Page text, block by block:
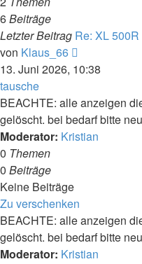
6Beiträge
Letzter Beitrag Re: XL
von Klaus_66
Beitrag
13. Juni 2026, 10:38
tausche
BEACHTE: alle anzeigen
gelöscht. bei bedarf bitte
Moderator: Kristian
0 Themen
0 Beiträge
Keine Beiträge
Zu verschenken
BEACHTE: alle anzeigen
gelöscht. bei bedarf bitte
Moderator: Kristian